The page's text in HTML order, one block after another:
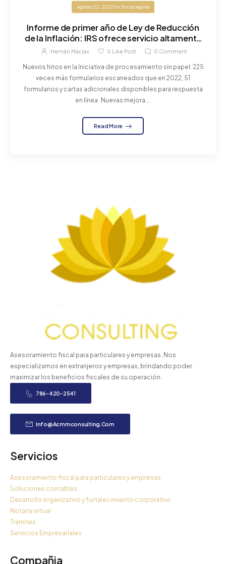
agosto 22, 2023in Sin categoría
Informe de primer año de Ley de Reducción
de la Inflación: IRS ofrece servicio altamente
mejorado en temporada de impuestos 2023,
impuestos con altos ingresos
Hernán Macías 0 Like Post 0 Comment
Nuevos hitos en la Iniciativa de procesamiento sin papel: 225
veces más formularios escaneados que en 2022, 51
formularios y cartas adicionales disponibles para respuesta
en línea Nuevas mejora ...
Read More
Asesoramiento fiscal para particulares y empresas. Nos
especializamos en extranjeros y empresas, brindando poder
maximizar los beneficios fiscales de su operación.
786-420-2541
Info@acmmconsulting.com
Servicios
Asesoramiento fiscal para particulares y empresas
Soluciones contables
Desarrollo organizativo y fortalecimiento corporativo
Notaría virtual
Trámites
Servicios Empresariales
Compañia